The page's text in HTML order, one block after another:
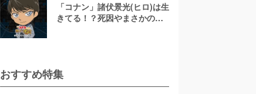
「コナン」諸伏景光(ヒロ)は生
きてる！？死因やまさかの再
おすすめ特集